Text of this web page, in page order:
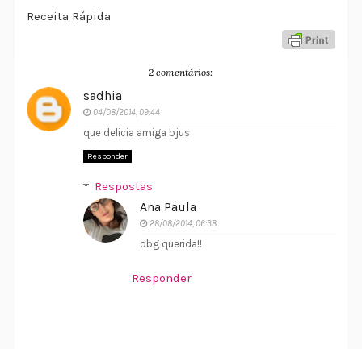
Receita Rápida
2 comentários:
sadhia
04/08/2014, 09:44
que delicia amiga bjus
Responder
Respostas
Ana Paula
28/08/2014, 06:38
obg querida!!
Responder